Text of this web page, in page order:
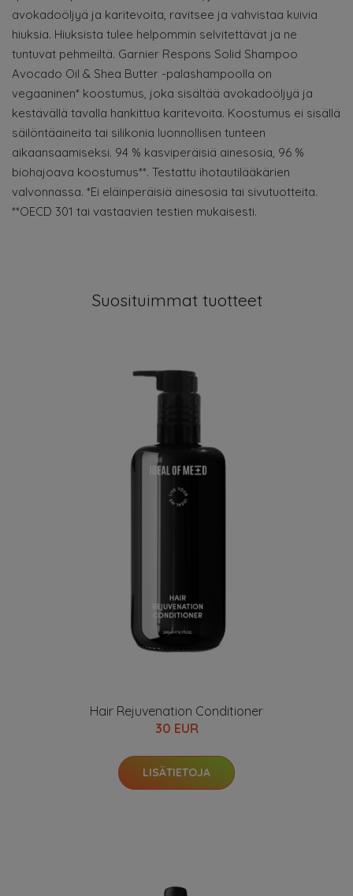
avokadoöljyä ja karitevoita, ravitsee ja vahvistaa kuivia
hiuksia. Hiuksista tulee helpommin selvitettävät ja ne
tuntuvat pehmeiltä. Garnier Respons Solid Shampoo
Avocado Oil & Shea Butter -palashampoolla on
vegaaninen* koostumus, joka sisältää avokadoöljyä ja
kestävällä tavalla hankittua karitevoita. Koostumus ei sisällä
säilöntäaineita tai silikonia luonnollisen tunteen
aikaansaamiseksi. 94 % kasviperäisiä ainesosia, 96 %
biohajoava koostumus**. Testattu ihotautilääkärien
valvonnassa. *Ei eläinperäisiä ainesosia tai sivutuotteita.
**OECD 301 tai vastaavien testien mukaisesti.
Suosituimmat tuotteet
Hair Rejuvenation Conditioner
30 EUR
LISÄTIETOJA